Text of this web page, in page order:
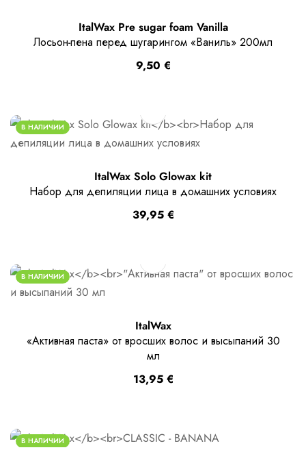
ItalWax Pre sugar foam Vanilla
Лосьон-пена перед шугарингом «Ваниль» 200мл
9,50 €
В НАЛИЧИИ
ItalWax Solo Glowax kit
Набор для депиляции лица в домашних условиях
39,95 €
В НАЛИЧИИ
ItalWax
«Активная паста» от вросших волос и высыпаний 30
мл
13,95 €
В НАЛИЧИИ